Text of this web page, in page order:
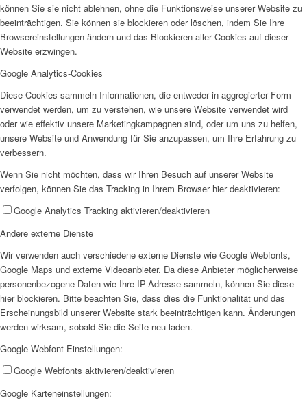
PKD
EFUS jetzt auch mobil: Der Bus tourt durch den Kreis
– die Termine
Kinderschutz
können Sie sie nicht ablehnen, ohne die Funktionsweise unserer Website zu
beeinträchtigen. Sie können sie blockieren oder löschen, indem Sie Ihre
Browsereinstellungen ändern und das Blockieren aller Cookies auf dieser
Website erzwingen.
Google Analytics-Cookies
Diese Cookies sammeln Informationen, die entweder in aggregierter Form
verwendet werden, um zu verstehen, wie unsere Website verwendet wird
oder wie effektiv unsere Marketingkampagnen sind, oder um uns zu helfen,
unsere Website und Anwendung für Sie anzupassen, um Ihre Erfahrung zu
verbessern.
Wenn Sie nicht möchten, dass wir Ihren Besuch auf unserer Website
verfolgen, können Sie das Tracking in Ihrem Browser hier deaktivieren:
Google Analytics Tracking aktivieren/deaktivieren
Andere externe Dienste
Wir verwenden auch verschiedene externe Dienste wie Google Webfonts,
Google Maps und externe Videoanbieter. Da diese Anbieter möglicherweise
personenbezogene Daten wie Ihre IP-Adresse sammeln, können Sie diese
hier blockieren. Bitte beachten Sie, dass dies die Funktionalität und das
Erscheinungsbild unserer Website stark beeinträchtigen kann. Änderungen
werden wirksam, sobald Sie die Seite neu laden.
Google Webfont-Einstellungen:
Google Webfonts aktivieren/deaktivieren
Google Karteneinstellungen: